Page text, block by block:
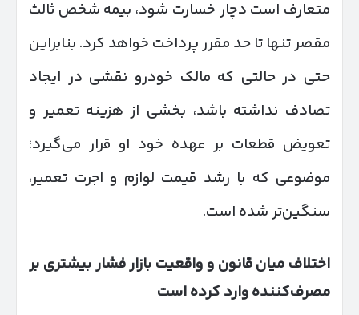
متعارف است دچار خسارت شود، بیمه شخص ثالث
مقصر تنها تا حد مقرر پرداخت خواهد کرد. بنابراین
حتی در حالتی که مالک خودرو نقشی در ایجاد
تصادف نداشته باشد، بخشی از هزینه تعمیر و
تعویض قطعات بر عهده خود او قرار می‌گیرد؛
موضوعی که با رشد قیمت لوازم و اجرت تعمیر،
سنگین‌تر شده است.
اختلاف میان قانون و واقعیت بازار فشار بیشتری بر
مصرف‌کننده وارد کرده است